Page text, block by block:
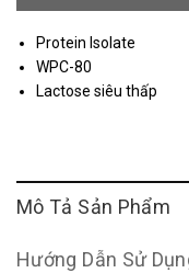
Protein Isolate
WPC-80
Lactose siêu thấp
Mô Tả Sản Phẩm
Hướng Dẫn Sử